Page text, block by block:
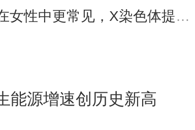
固有能力。虽然该系统仅
为逻辑量子比特相互作用
中更常见，X染色体提供新答案
能源增速创历史新高